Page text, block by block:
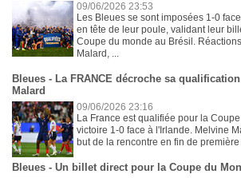
09/06/2026 23:53
Les Bleues se sont imposées 1-0
en tête de leur poule, validant leur
Coupe du monde au Brésil.
Malard, ...
Bleues - La FRANCE décroche sa
Malard
09/06/2026 23:16
La France est qualifiée pour la
victoire 1-0 face à l'Irlande. Melvine
but de la rencontre en fin de
Bleues - Un billet direct pour la Coupe du